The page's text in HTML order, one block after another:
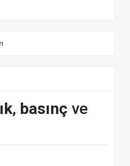
, basınç ve